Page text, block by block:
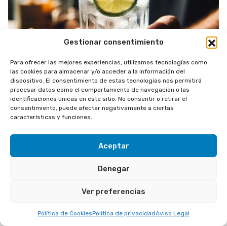
Gestionar consentimiento
Para ofrecer las mejores experiencias, utilizamos tecnologías como
las cookies para almacenar y/o acceder a la información del
dispositivo. El consentimiento de estas tecnologías nos permitirá
procesar datos como el comportamiento de navegación o las
identificaciones únicas en este sitio. No consentir o retirar el
consentimiento, puede afectar negativamente a ciertas
características y funciones.
Aceptar
Denegar
Ver preferencias
Política de CookiesPolítica de privacidadAviso Legal
Las 10 mejores Ginebras del mundo 2026
14 de mayo de 2024